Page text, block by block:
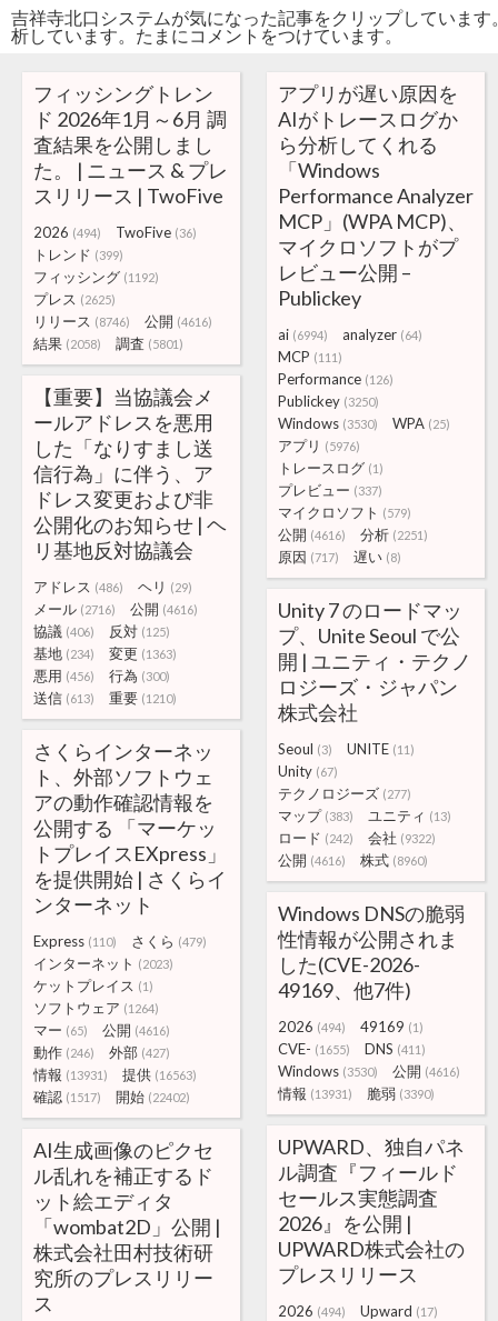
吉祥寺北口システムが気になった記事をクリップしていま
析しています。たまにコメントをつけています。
フィッシングトレン
ド 2026年1月～6月 調
査結果を公開しまし
た。 | ニュース & プレ
スリリース | TwoFive
2026 (494) TwoFive (36)
トレンド (399)
フィッシング (1192)
プレス (2625)
リリース (8746) 公開 (4616)
結果 (2058) 調査 (5801)
アプリが遅い原因を
AIがトレースログか
ら分析してくれる
「Windows
Performance Analyzer
MCP」(WPA MCP)、
マイクロソフトがプ
レビュー公開 –
Publickey
ai (6994) analyzer (64)
MCP (111)
Performance (126)
Publickey (3250)
Windows (3530) WPA (25)
アプリ (5976)
トレースログ (1)
プレビュー (337)
マイクロソフト (579)
公開 (4616) 分析 (2251)
原因 (717) 遅い (8)
【重要】当協議会メ
ールアドレスを悪用
した「なりすまし送
信行為」に伴う、ア
ドレス変更および非
公開化のお知らせ | ヘ
リ基地反対協議会
アドレス (486) ヘリ (29)
メール (2716) 公開 (4616)
協議 (406) 反対 (125)
基地 (234) 変更 (1363)
悪用 (456) 行為 (300)
送信 (613) 重要 (1210)
Unity 7 のロードマッ
プ、Unite Seoul で公
開 | ユニティ・テクノ
ロジーズ・ジャパン
株式会社
Seoul (3) UNITE (11)
Unity (67)
テクノロジーズ (277)
マップ (383) ユニティ (13)
ロード (242) 会社 (9322)
公開 (4616) 株式 (8960)
さくらインターネッ
ト、外部ソフトウェ
アの動作確認情報を
公開する 「マーケッ
トプレイスEXpress」
を提供開始 | さくらイ
ンターネット
Express (110) さくら (479)
インターネット (2023)
ケットプレイス (1)
ソフトウェア (1264)
マー (65) 公開 (4616)
動作 (246) 外部 (427)
情報 (13931) 提供 (16563)
確認 (1517) 開始 (22402)
Windows DNSの脆弱
性情報が公開されま
した(CVE-2026-
49169、他7件)
2026 (494) 49169 (1)
CVE- (1655) DNS (411)
Windows (3530) 公開 (4616)
情報 (13931) 脆弱 (3390)
UPWARD、独自パネ
ル調査『フィールド
セールス実態調査
2026』を公開 |
UPWARD株式会社の
プレスリリース
2026 (494) Upward (17)
AI生成画像のピクセ
ル乱れを補正するド
ット絵エディタ
「wombat2D」公開 |
株式会社田村技術研
究所のプレスリリー
ス